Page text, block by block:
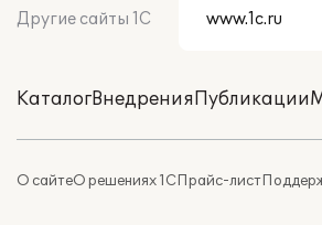
Другие сайты 1С
КаталогВнедренияПубликации
О сайтеО решениях 1СПрайс-лист